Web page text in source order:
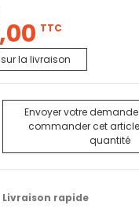
TTC
la livraison
Envoyer votre
commander cet
quantité
Livraison rapide